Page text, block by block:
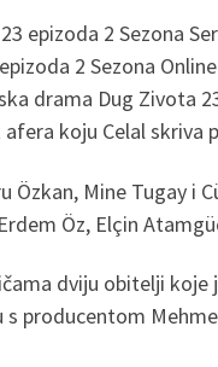
epizoda 2 Sezona
2 Sezona
drama Dug Zivota
koju Celal skriva
Özkan, Mine Tugay i
Öz, Elçin
dviju obitelji
s producentom